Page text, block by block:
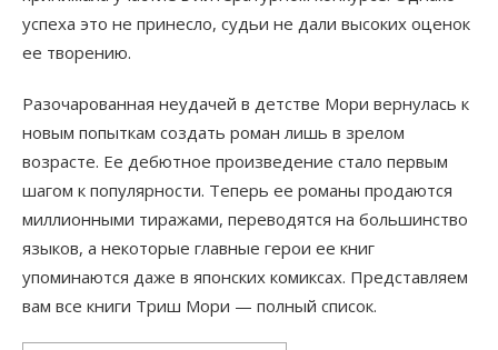
успеха это не принесло, судьи не дали высоких оценок
ее творению.
Разочарованная неудачей в детстве Мори вернулась к
новым попыткам создать роман лишь в зрелом
возрасте. Ее дебютное произведение стало первым
шагом к популярности. Теперь ее романы продаются
миллионными тиражами, переводятся на большинство
языков, а некоторые главные герои ее книг
упоминаются даже в японских комиксах. Представляем
вам все книги Триш Мори — полный список.